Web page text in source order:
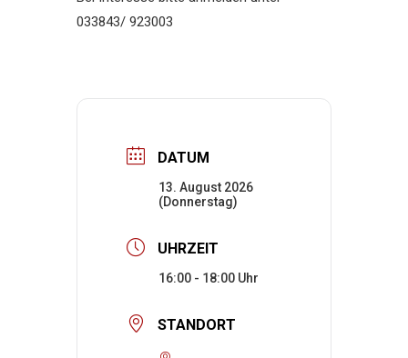
033843/ 923003
DATUM
13. August 2026
(Donnerstag)
UHRZEIT
16:00 - 18:00
STANDORT